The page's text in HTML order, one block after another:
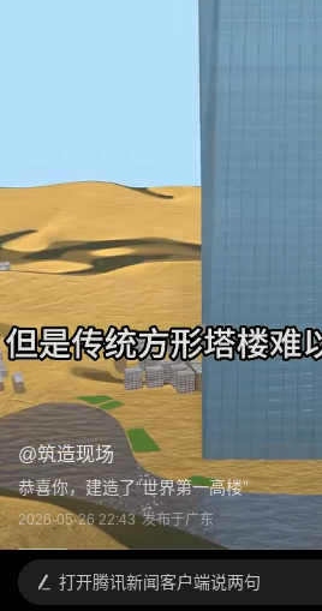
@筑造现场
恭喜你，建造了“世界第一高楼”
2026-05-26 22:43 发布于广东
打开腾讯新闻客户端说两句